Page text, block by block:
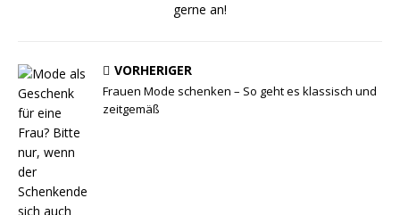
gerne an!
VORHERIGER
Frauen Mode schenken – So geht es klassisch und
zeitgemäß